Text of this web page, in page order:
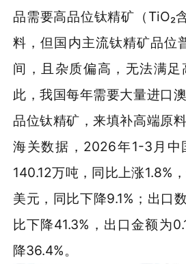
品需要高品位钛精矿（TiO₂
料，但国内主流钛精矿品位
间，且杂质偏高，无法满
此，我国每年需要大量进口
品位钛精矿，来填补高端原
海关数据，2026年1-3月中
140.12万吨，同比上涨1.8%
美元，同比下降9.1%；出口
比下降41.3%，出口金额为
降36.4%。